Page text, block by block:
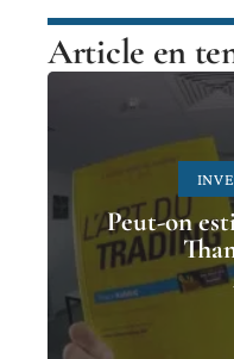
Article en
Peut-on